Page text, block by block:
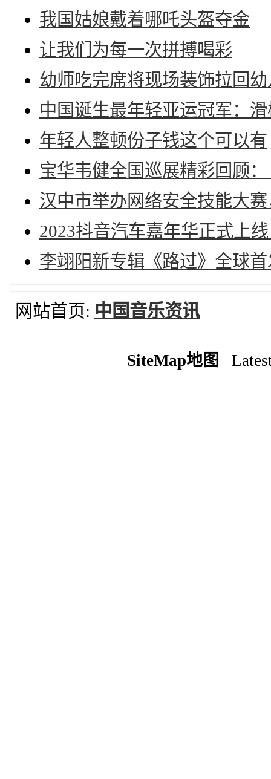
我国姑娘戴着哪吒头盔夺金
让我们为每一次拼搏喝彩
幼师吃完席将现场装饰拉回
中国诞生最年轻亚运冠军：
年轻人整顿份子钱这个可以有
宝华韦健全国巡展精彩回顾
汉中市举办网络安全技能大
2023抖音汽车嘉年华正式上
李翊阳新专辑《路过》全球
网站首页: 中国音乐资讯
SiteMap地图